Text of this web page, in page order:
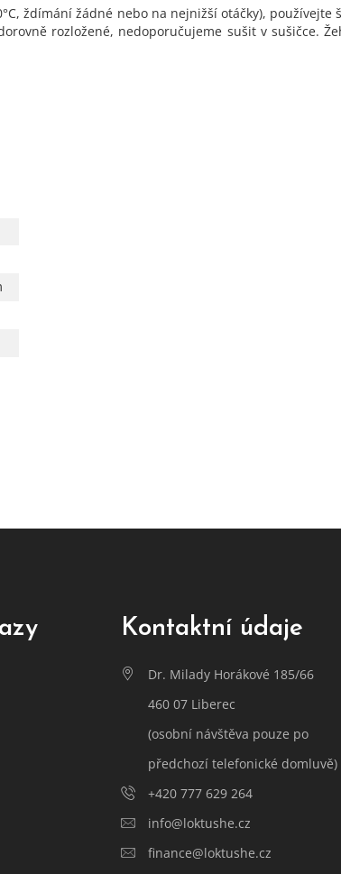
ždímání žádné nebo na nejnižší otáčky), používejte
rozložené, nedoporučujeme sušit v sušičce.
Kontaktní údaje
Dr. Milady Horákové 185/66
460 07 Liberec
(osobní návštěva pouze po
předchozí telefonické domluvě)
+420 777 629 264
info@loktushe.cz
finance@loktushe.cz